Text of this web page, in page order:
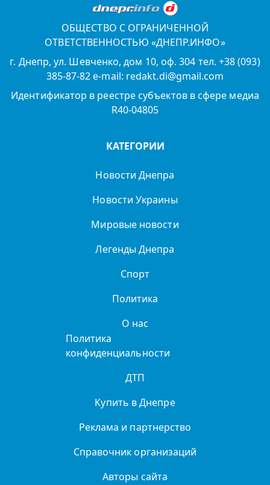
ОБЩЕСТВО С ОГРАНИЧЕННОЙ
ОТВЕТСТВЕННОСТЬЮ «ДНЕПР.ИНФО»
г. Днепр, ул. Шевченко, дом 10, оф. 304 тел. +38 (093)
385-87-82 e-mail: redakt.di@gmail.com
Идентификатор в реестре субъектов в сфере медиа
R40-04805
КАТЕГОРИИ
Новости Днепра
Новости Украины
Мировые новости
Легенды Днепра
Спорт
Политика
О нас
Политика
конфиденциальности
ДТП
Купить в Днепре
Реклама и партнерство
Справочник организаций
Авторы сайта